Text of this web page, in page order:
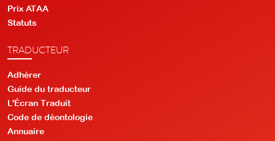
Prix ATAA
Statuts
TRADUCTEUR
Adhérer
Guide du traducteur
L'Écran Traduit
Code de déontologie
Annuaire